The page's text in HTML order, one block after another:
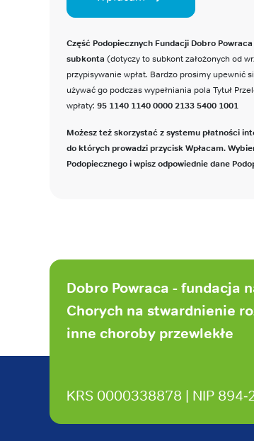
Część Podopiecznych Fundacji Dobro
subkonta (dotyczy to subkont założonych od
przypisywanie wpłat. Bardzo prosimy upewnić
używać go podczas wypełniania pola Tytuł
wpłaty: 95 1140 1140 0000 2133 5400 1001
Możesz też skorzystać z systemu płatności
do których prowadzi przycisk Wpłacam.
Podopiecznego i wpisz odpowiednie dane
Dobro Powraca - fundacja
Chorych na stwardnienie
inne choroby przewlekłe
KRS 0000338878 | NIP